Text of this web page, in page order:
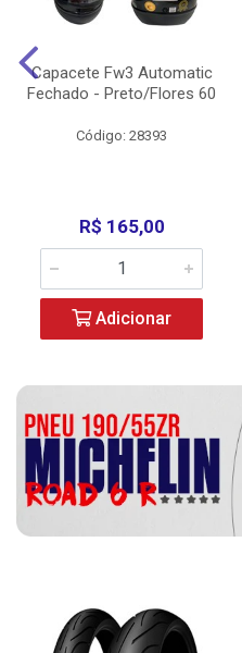
Capacete Fw3 Automatic
Fechado - Preto/Flores 60
Código: 28393
R$ 165,00
Adicionar